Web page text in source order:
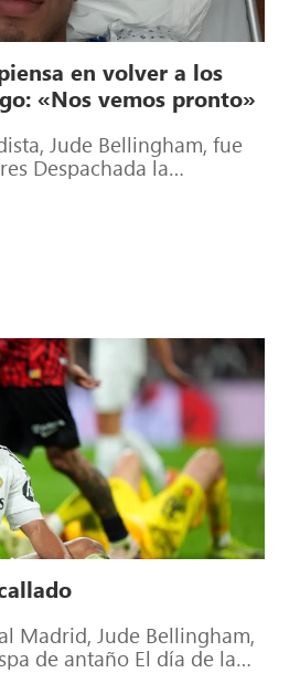
en volver a los
«Nos vemos pronto»
Jude Bellingham, fue
Despachada la
[…]
Madrid, Jude Bellingham,
de antaño El día de la